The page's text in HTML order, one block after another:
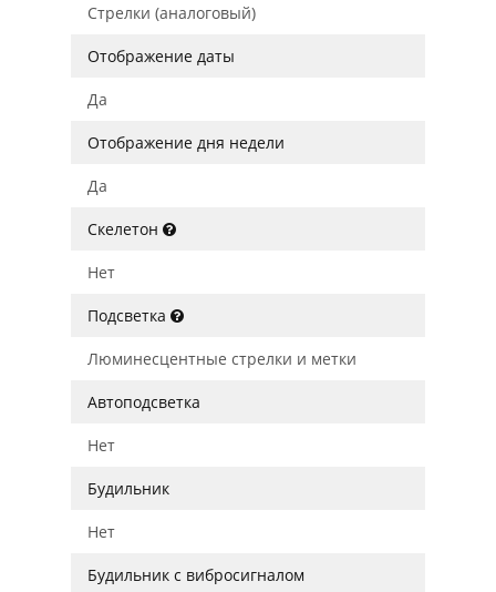
Стрелки (аналоговый)
Отображение даты
Да
Отображение дня недели
Да
Скелетон
Нет
Подсветка
Люминесцентные стрелки и метки
Автоподсветка
Нет
Будильник
Нет
Будильник с вибросигналом